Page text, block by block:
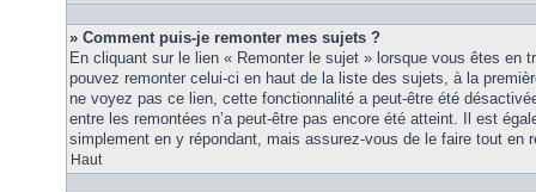
» Comment puis-je remonter mes sujets ?
En cliquant sur le lien « Remonter le sujet » lorsque vous êtes en
pouvez remonter celui-ci en haut de la liste des sujets, à la
ne voyez pas ce lien, cette fonctionnalité a peut-être été
entre les remontées n’a peut-être pas encore été atteint. Il est
simplement en y répondant, mais assurez-vous de le faire tout en
Haut